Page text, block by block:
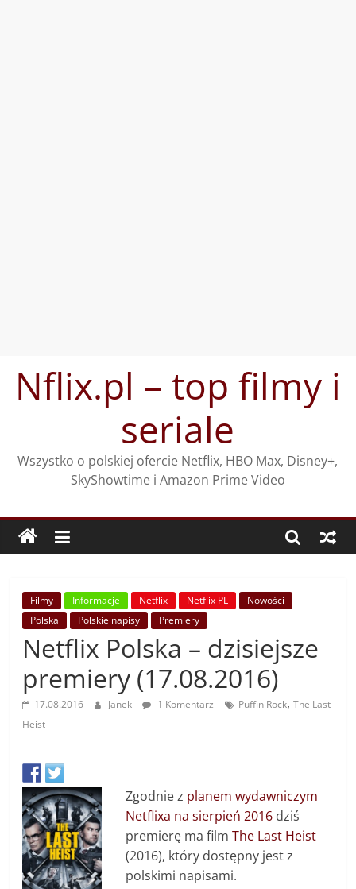
treściNflix.pl – top filmy i
seriale
Wszystko o polskiej ofercie Netflix, HBO Max, Disney+,
SkyShowtime i Amazon Prime Video
Filmy Informacje Netflix Netflix PL
Nowości
Polska
Polskie napisy Premiery
Netflix Polska – dzisiejsze
premiery (17.08.2016)
17.08.2016 Janek 1 Komentarz Puffin Rock,The Last
Heist
Zgodnie z planem wydawniczym
Netflixa na sierpień 2016 dziś
premierę ma filmThe Last Heist
(2016), który dostępny jest z
polskimi napisami.